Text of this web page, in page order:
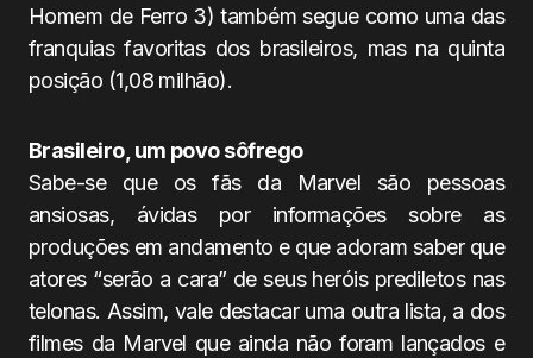
Homem de Ferro 3) também segue como uma das
franquias favoritas dos brasileiros, mas na quinta
posição (1,08 milhão).
Brasileiro, um povo sôfrego
Sabe-se que os fãs da Marvel são pessoas
ansiosas, ávidas por informações sobre as
produções em andamento e que adoram saber que
atores “serão a cara” de seus heróis prediletos nas
telonas. Assim, vale destacar uma outra lista, a dos
filmes da Marvel que ainda não foram lançados e